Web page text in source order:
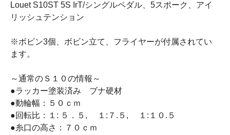
Louet S10ST 5S IrT/シングルペダル、5スポーク、アイ
リッシュテンション
※ボビン3個、ボビン立て、フライヤーが付属されてい
ます。
～通常のＳ１０の情報～
●ラッカー塗装済み ブナ硬材
●動輪幅：５０ｃｍ
●回転比：１: ５．５, １:７.５, １:１０.５
●糸口の高さ：７０ｃｍ